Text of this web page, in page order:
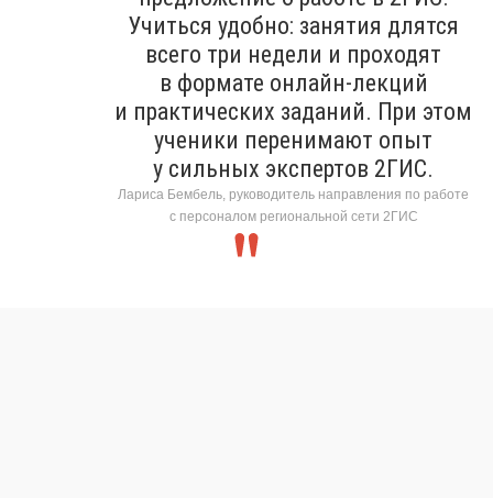
Учиться удобно: занятия длятся
всего три недели и проходят
в формате онлайн-лекций
и практических заданий. При этом
ученики перенимают опыт
у сильных экспертов 2ГИС.
Лариса Бембель, руководитель направления по работе
с персоналом региональной сети 2ГИС